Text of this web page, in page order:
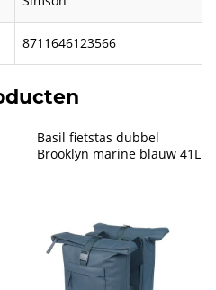
8711646123566
Basil fietstas dubbel
Brooklyn marine blauw 41L